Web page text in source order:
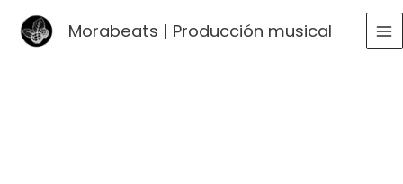
Morabeats | Producción musical